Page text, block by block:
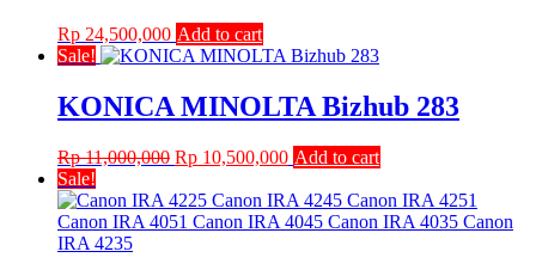
Rp 24,500,000 Add to cart
Sale!
KONICA MINOLTA Bizhub 283
Rp11,000,000 Original
was:
Rp 11,000,000.
Rp 10,500,000Current
is:
Rp 10,500,000.
Add to cart
Sale!